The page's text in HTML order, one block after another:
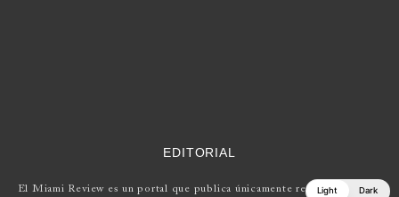
EDITORIAL
El Miami Review es un portal que publica únicamente reseñas de obras
Light Dark